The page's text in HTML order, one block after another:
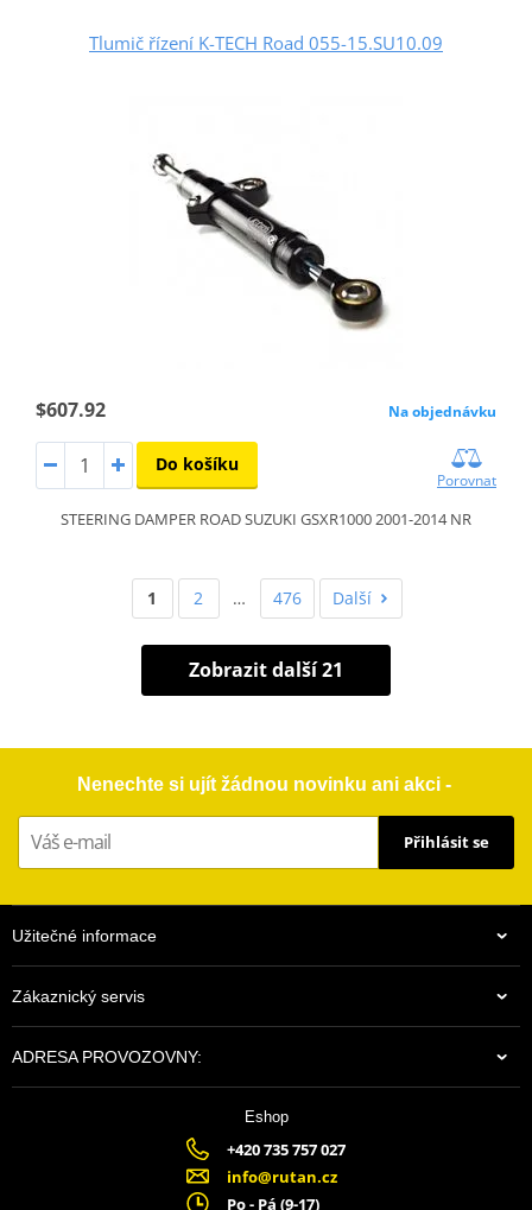
Tlumič řízení K-TECH Road 055-15.SU10.09
$607.92 Na objednávku
Do košíku
Porovnat
STEERING DAMPER ROAD SUZUKI GSXR1000 2001-2014 NR
1 2 … 476 Další
Zobrazit další 21
Nenechte si ujít žádnou novinku ani akci -
Přihlásit se
Užitečné informace
Zákaznický servis
ADRESA PROVOZOVNY:
Eshop
+420 735 757 027
info@rutan.cz
Po - Pá (9-17)